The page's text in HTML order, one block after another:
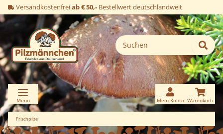
Versandkostenfreiab € 50,- Bestellwert deutschlandweit
Frischpilze